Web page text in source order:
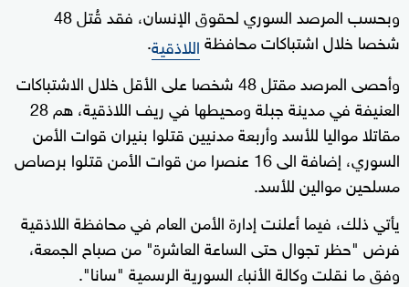
وبحسب المرصد السوري لحقوق الإنسان، فقد قُتل 48
شخصا خلال اشتباكات محافظةاللاذقية.
وأحصى المرصد مقتل 48 شخصا على الأقل خلال الاشتباكات
العنيفة في مدينة جبلة ومحيطها في ريف اللاذقية، هم 28
مقاتلا مواليا للأسد وأربعة مدنيين قتلوا بنيران قوات الأمن
السوري، إضافة الى 16 عنصرا من قوات الأمن قتلوا برصاص
مسلحين موالين للأسد.
يأتي ذلك، فيما أعلنت إدارة الأمن العام في محافظة اللاذقية
فرض "حظر تجوال حتى الساعة العاشرة" من صباح الجمعة،
وفق ما نقلت وكالة الأنباء السورية الرسمية "سانا".